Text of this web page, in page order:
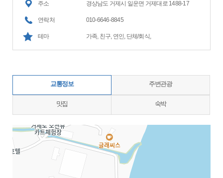
주소 경상남도 거제시 일운면 거제대로 1488-17
연락처 010-6646-8845
테마 가족, 친구, 연인, 단체/회식,
교통정보 주변관광
맛집 숙박
지도삽입 (가로100%)